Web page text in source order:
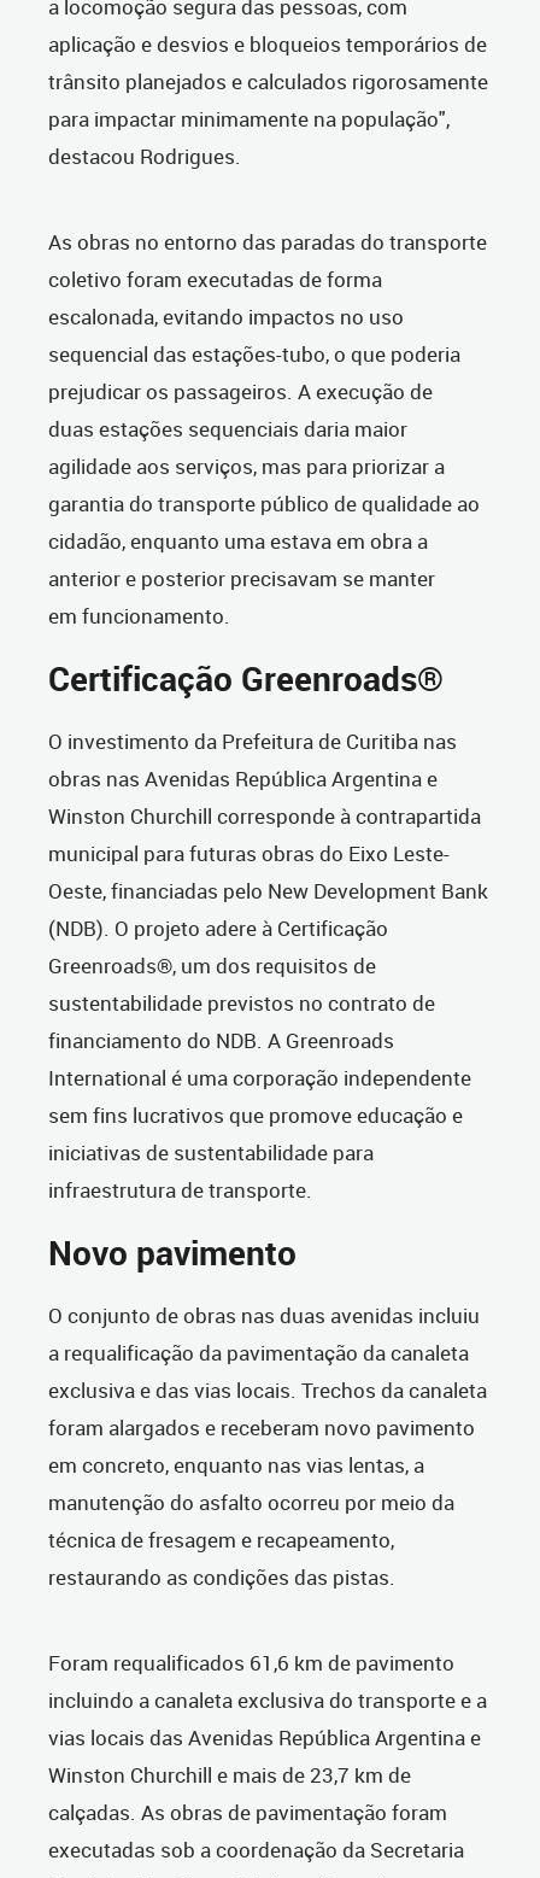
a locomoção segura das pessoas, com
aplicação e desvios e bloqueios temporários de
trânsito planejados e calculados rigorosamente
para impactar minimamente na população",
destacou Rodrigues.
As obras no entorno das paradas do transporte
coletivo foram executadas de forma
escalonada, evitando impactos no uso
sequencial das estações-tubo, o que poderia
prejudicar os passageiros. A execução de
duas estações sequenciais daria maior
agilidade aos serviços, mas para priorizar a
garantia do transporte público de qualidade ao
cidadão, enquanto uma estava em obra a
anterior e posterior precisavam se manter
em funcionamento.
Certificação Greenroads®
O investimento da Prefeitura de Curitiba nas
obras nas Avenidas República Argentina e
Winston Churchill corresponde à contrapartida
municipal para futuras obras do Eixo Leste-
Oeste, financiadas pelo New Development Bank
(NDB). O projeto adere à Certificação
Greenroads®, um dos requisitos de
sustentabilidade previstos no contrato de
financiamento do NDB. A Greenroads
International é uma corporação independente
sem fins lucrativos que promove educação e
iniciativas de sustentabilidade para
infraestrutura de transporte.
Novo pavimento
O conjunto de obras nas duas avenidas incluiu
a requalificação da pavimentação da canaleta
exclusiva e das vias locais. Trechos da canaleta
foram alargados e receberam novo pavimento
em concreto, enquanto nas vias lentas, a
manutenção do asfalto ocorreu por meio da
técnica de fresagem e recapeamento,
restaurando as condições das pistas.
Foram requalificados 61,6 km de pavimento
incluindo a canaleta exclusiva do transporte e a
vias locais das Avenidas República Argentina e
Winston Churchill e mais de 23,7 km de
calçadas. As obras de pavimentação foram
executadas sob a coordenação da Secretaria